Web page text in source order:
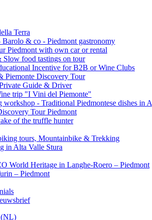
Terra
& co - Piedmont gastronomy
Piedmont with own car or rental
Slow food tastings on tour
Incentive for B2B or Wine Clubs
Piemonte Discovery Tour
Guide & Driver
trip "I Vini del Piemonte"
workshop - Traditional Piedmontese dishes in
Tour Piedmont
of the truffle hunter
tours, Mountainbike & Trekking
in Alta Valle Stura
World Heritage in Langhe-Roero – Piedmont
– Piedmont